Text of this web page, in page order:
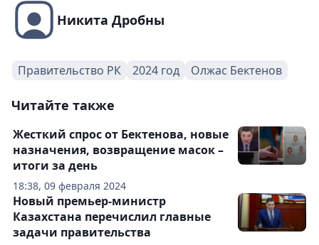
Никита Дробны
Правительство РК 2024 год Олжас Бектенов
Читайте также
18:38, 09 февраля 2024
Жесткий спрос от Бектенова, новые
назначения, возвращение масок –
итоги за день
Новый премьер-министр
Казахстана перечислил главные
задачи правительства